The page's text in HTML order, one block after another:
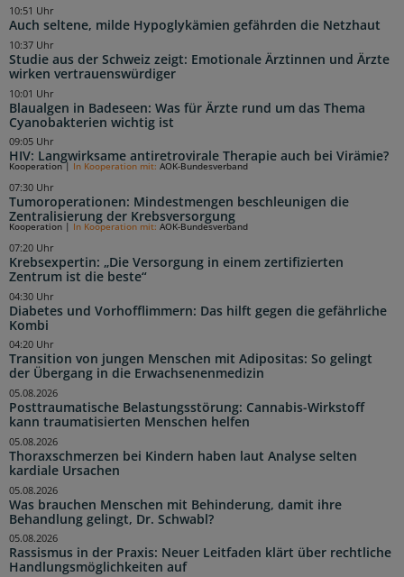
Auch seltene, milde Hypoglykämien gefährden die Netzhaut
10:51 Uhr
Studie aus der Schweiz zeigt: Emotionale Ärztinnen und Ärzte
wirken vertrauenswürdiger
10:37 Uhr
Blaualgen in Badeseen: Was für Ärzte rund um das Thema
Cyanobakterien wichtig ist
10:01 Uhr
HIV: Langwirksame antiretrovirale Therapie auch bei Virämie?
09:05 Uhr
Tumoroperationen: Mindestmengen beschleunigen die
Zentralisierung der Krebsversorgung
Kooperation| In Kooperation mit: AOK-Bundesverband
07:30 Uhr
Krebsexpertin: „Die Versorgung in einem zertifizierten
Zentrum ist die beste“
Kooperation | In Kooperation mit: AOK-Bundesverband
07:20 Uhr
Diabetes und Vorhofflimmern: Das hilft gegen die gefährliche
Kombi
04:30 Uhr
Transition von jungen Menschen mit Adipositas: So gelingt
der Übergang in die Erwachsenenmedizin
04:20 Uhr
Posttraumatische Belastungsstörung: Cannabis-Wirkstoff
kann traumatisierten Menschen helfen
05.08.2026
Thoraxschmerzen bei Kindern haben laut Analyse selten
kardiale Ursachen
05.08.2026
Was brauchen Menschen mit Behinderung, damit ihre
Behandlung gelingt, Dr. Schwabl?
05.08.2026
Rassismus in der Praxis: Neuer Leitfaden klärt über rechtliche
Handlungsmöglichkeiten auf
05.08.2026